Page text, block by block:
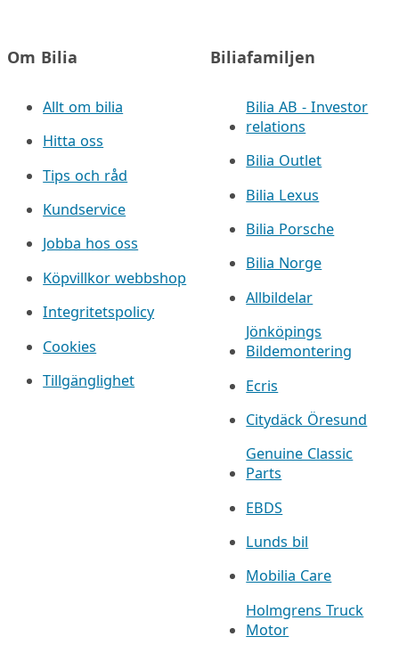
Om Bilia
Allt om bilia
Hitta oss
Tips och råd
Kundservice
Jobba hos oss
Köpvillkor webbshop
Integritetspolicy
Cookies
Tillgänglighet
Biliafamiljen
Bilia AB - Investor
relations
Bilia Outlet
Bilia Lexus
Bilia Porsche
Bilia Norge
Allbildelar
Jönköpings
Bildemontering
Ecris
Citydäck Öresund
Genuine Classic
Parts
EBDS
Lunds bil
Mobilia Care
Holmgrens Truck
Motor